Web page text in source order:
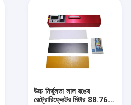
উচ্চ নির্ভুলতা লাল রঙের
রেট্রোরিফ্লেক্টর মিটার 88.76°